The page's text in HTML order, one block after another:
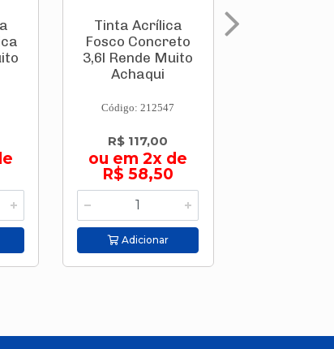
Tinta Acrílica
Fosco Concreto
3,6l Rende Muito
Achaqui
Código: 212547
R$ 117,00
ou em 2x de
R$ 58,50
Adicionar